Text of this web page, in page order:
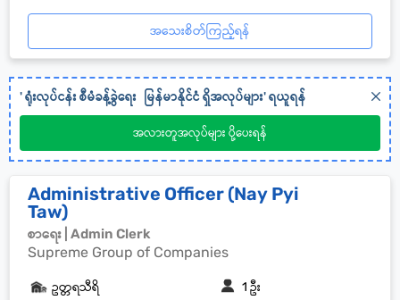
အသေးစိတ်ကြည့်ရန်
'ရုံးလုပ်ငန်း စီမံခန့်ခွဲရေး မြန်မာနိုင်ငံရှိအလုပ်များ' ရယူရန်
အလားတူအလုပ်များ ပို့ပေးရန်
Administrative Officer (Nay Pyi
Taw)
စာရေး | Admin Clerk
Supreme Group of Companies
ဥတ္တရသီရိ 1 ဦး